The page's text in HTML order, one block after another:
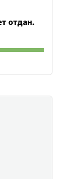
отдан.